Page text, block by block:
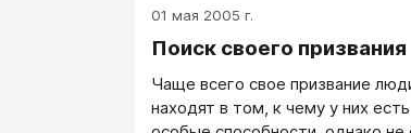
01 мая 2005 г.
Поиск своего призвания
Чаще всего свое призвание
находят в том, к чему у них есть